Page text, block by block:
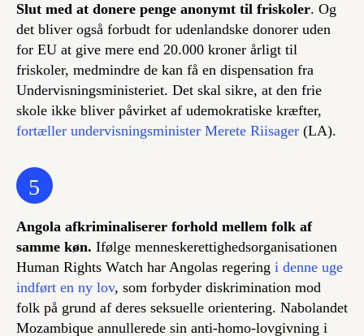
Slut med at donere penge anonymt til friskoler. Og
det bliver også forbudt for udenlandske donorer uden
for EU at give mere end 20.000 kroner årligt til
friskoler, medmindre de kan få en dispensation fra
Undervisningsministeriet. Det skal sikre, at den frie
skole ikke bliver påvirket af udemokratiske kræfter,
fortæller undervisningsminister Merete Riisager (LA).
5
Angola afkriminaliserer forhold mellem folk af
samme køn. Ifølge menneskerettighedsorganisationen
Human Rights Watch har Angolas regering i denne uge
indført en ny lov, som forbyder diskrimination mod
folk på grund af deres seksuelle orientering. Nabolandet
Mozambique annullerede sin anti-homo-lovgivning i